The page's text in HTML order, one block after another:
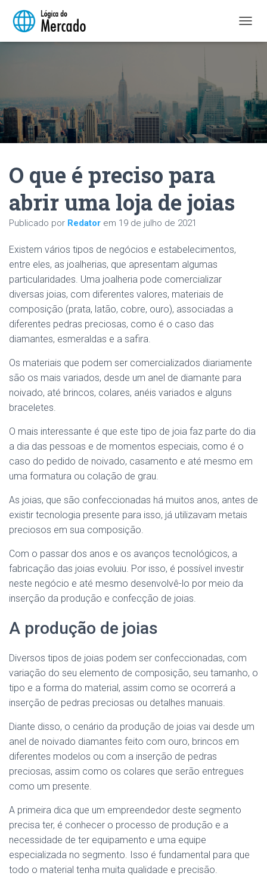
L
A
R
N
A
V
O que é preciso para
abrir uma loja de joias
Publicado por Redator em 19 de julho de 2021
Existem vários tipos de negócios e estabelecimentos,
entre eles, as joalherias, que apresentam algumas
particularidades. Uma joalheria pode comercializar
diversas joias, com diferentes valores, materiais de
composição (prata, latão, cobre, ouro), associadas a
diferentes pedras preciosas, como é o caso das
diamantes, esmeraldas e a safira.
Os materiais que podem ser comercializados diariamente
são os mais variados, desde um anel de diamante para
noivado, até brincos, colares, anéis variados e alguns
braceletes.
O mais interessante é que este tipo de joia faz parte do dia
a dia das pessoas e de momentos especiais, como é o
caso do pedido de noivado, casamento e até mesmo em
uma formatura ou colação de grau.
As joias, que são confeccionadas há muitos anos, antes de
existir tecnologia presente para isso, já utilizavam metais
preciosos em sua composição.
Com o passar dos anos e os avanços tecnológicos, a
fabricação das joias evoluiu. Por isso, é possível investir
neste negócio e até mesmo desenvolvê-lo por meio da
inserção da produção e confecção de joias.
A produção de joias
Diversos tipos de joias podem ser confeccionadas, com
variação do seu elemento de composição, seu tamanho, o
tipo e a forma do material, assim como se ocorrerá a
inserção de pedras preciosas ou detalhes manuais.
Diante disso, o cenário da produção de joias vai desde um
anel de noivado diamantes feito com ouro, brincos em
diferentes modelos ou com a inserção de pedras
preciosas, assim como os colares que serão entregues
como um presente.
A primeira dica que um empreendedor deste segmento
precisa ter, é conhecer o processo de produção e a
necessidade de ter equipamento e uma equipe
especializada no segmento. Isso é fundamental para que
todo o material tenha muita qualidade e precisão.